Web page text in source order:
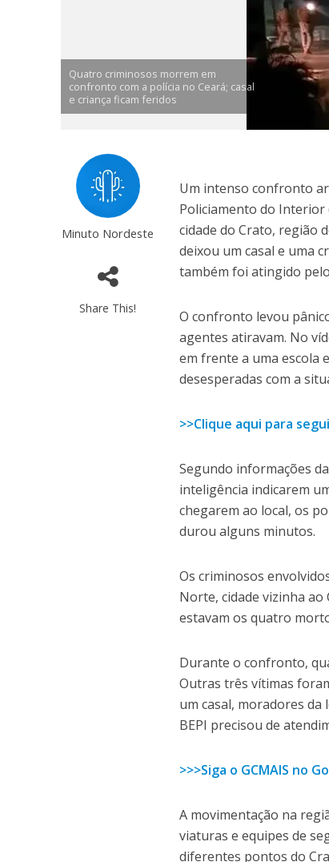
Quatro criminosos morrem em
confronto com a polícia no Ceará; casal
e criança ficam feridos
Minuto Nordeste
Share This!
Um intenso confronto
Policiamento do Interior
cidade do Crato, região
deixou um casal e uma
também foi atingido
O confronto levou
agentes atiravam. No
em frente a uma escola
desesperadas com a
>>Clique aqui para
Segundo informações
inteligência indicarem
chegarem ao local, os
durou alguns minutos.
Os criminosos
Norte, cidade vizinha
estavam os quatro
Durante o confronto,
Outras três vítimas
um casal, moradores
BEPI precisou de
>>>Siga o GCMAIS no
A movimentação na
viaturas e equipes de
diferentes pontos do